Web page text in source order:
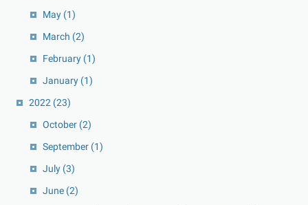
May (1)
March (2)
February (1)
January (1)
2022 (23)
October (2)
September (1)
July (3)
June (2)